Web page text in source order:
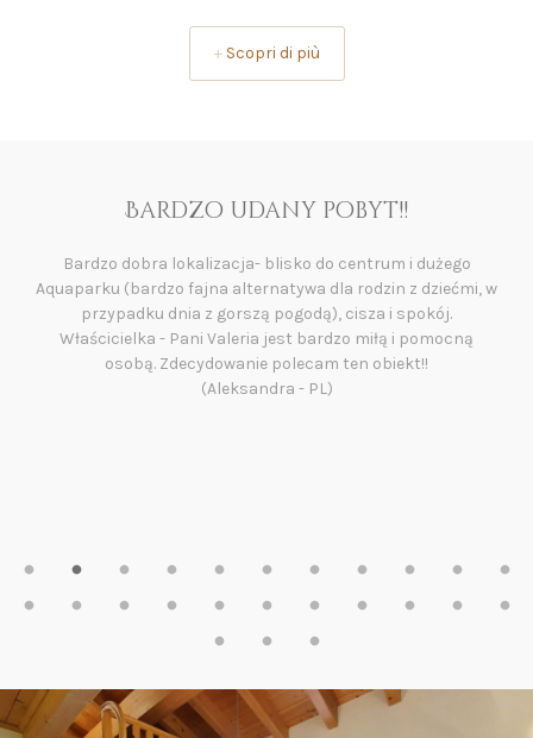
+Scopri di più
Rewelacyjne miejsce😀
Wszystko😀 Przesympatyczna właścicielka, lokalizacja,
widoki z okien, czyściutkie i zadbane studio. Codziennie rano
świeże pieczywo dostarczane przez właścicieli o czym przed
przyjazdem nie wiedzieliśmy więc tym bardziej miłe🙂.
Narciarnia z ogrzewanymi szafkami na buty, podziemny
garaż, 200 m do przystanku ski busa i trzy przystanki do